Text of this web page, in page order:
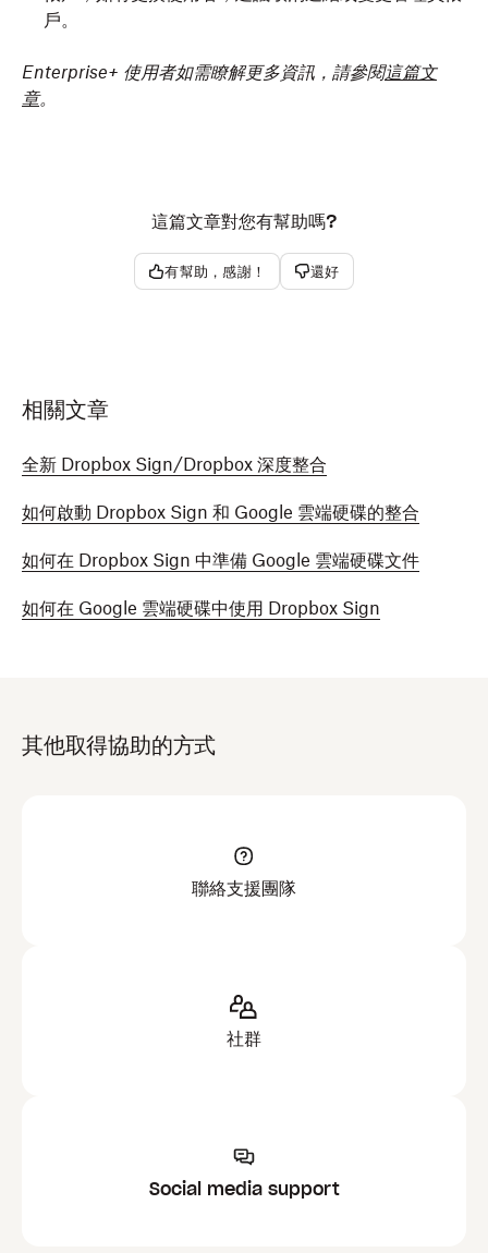
戶。
Enterprise+ 使用者如需瞭解更多資訊，請參閱這篇文
章。
這篇文章對您有幫助嗎?
有幫助，感謝！ 還好
相關文章
全新 Dropbox Sign/Dropbox 深度整合
如何啟動 Dropbox Sign 和 Google 雲端硬碟的整合
如何在 Dropbox Sign 中準備 Google 雲端硬碟文件
如何在 Google 雲端硬碟中使用 Dropbox Sign
其他取得協助的方式
聯絡支援團隊
社群
Social media support